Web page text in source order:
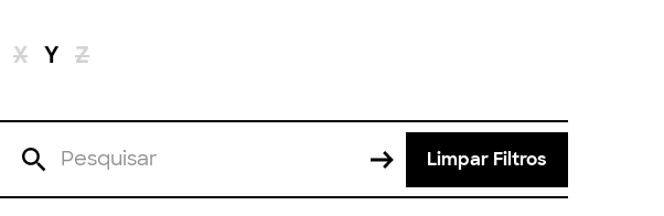
X Y Z
Limpar Filtros